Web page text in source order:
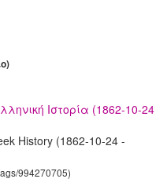
Ιστορία (1862-10-24
History (1862-10-24 -
994270705)